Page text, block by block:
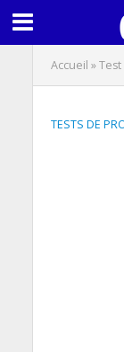
Accueil »
TESTS DE